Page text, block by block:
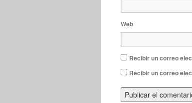
Web
Recibir un correo
Recibir un correo